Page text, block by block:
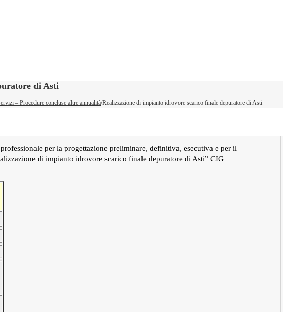
di Asti
– Procedure concluse altre annualità/Realizzazione di impianto idrovore scarico finale depuratore di Asti
per la progettazione preliminare, definitiva, esecutiva e per il
di impianto idrovore scarico finale depuratore di Asti” CIG